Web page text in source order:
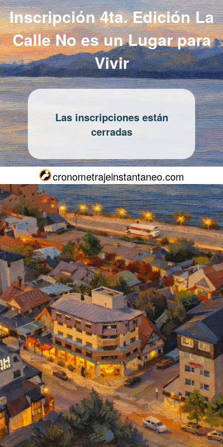
Inscripción 4ta. Edición La
Calle No es un Lugar para
Vivir
Las inscripciones están
cerradas
cronometrajeinstantaneo.com